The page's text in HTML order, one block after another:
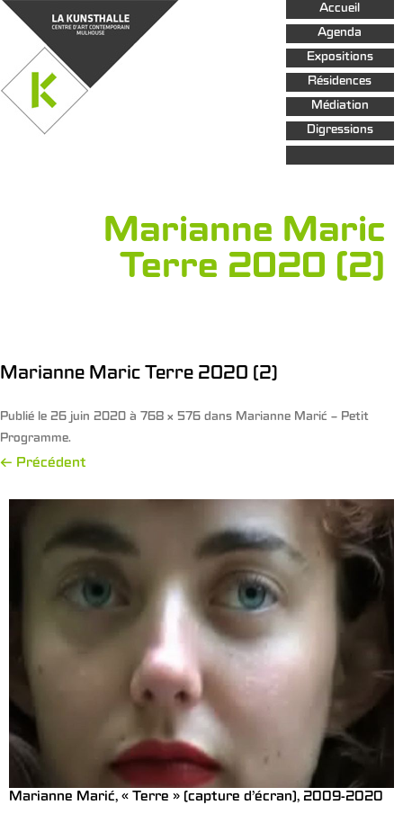
Aller au
contenu
principal
Accueil
Agenda
Expositions
Résidences
Médiation
Digressions
Marianne Maric
Terre 2020 (2)
Marianne Maric Terre 2020 (2)
Publié le 26 juin 2020 à 768 × 576 dans Marianne Marić – Petit
Programme.
← Précédent
Marianne Marić, « Terre » (capture d’écran), 2009-2020